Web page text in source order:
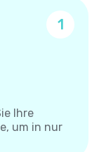
1
Ihre
um in nur